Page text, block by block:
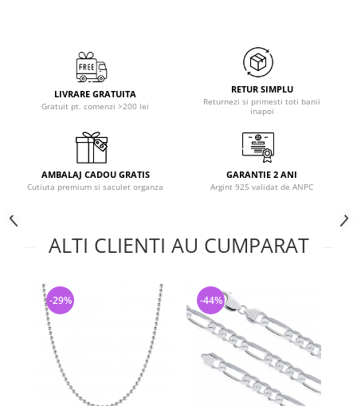
LIVRARE GRATUITA
Gratuit pt. comenzi >200 lei
RETUR SIMPLU
Returnezi si primesti toti banii
inapoi
AMBALAJ CADOU GRATIS
Cutiuta premium si saculet organza
GARANTIE 2 ANI
Argint 925 validat de ANPC
ALTI CLIENTI AU CUMPARAT
-29% -44%